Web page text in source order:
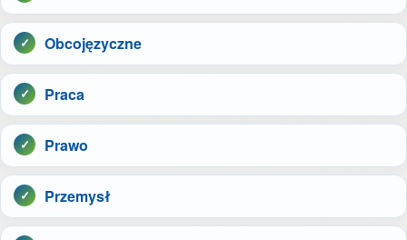
Obcojęzyczne
Praca
Prawo
Przemysł